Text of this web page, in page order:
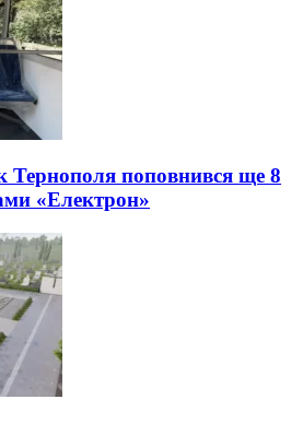
Тернополя поповнився ще 8
«Електрон»